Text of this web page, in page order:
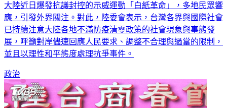
大陸近日爆發抗議封控的示威運動「白紙革命」，多地民眾響
應，引發外界關注。對此，陸委會表示，台灣各界與國際社會
已持續注意大陸各地不滿防疫清零政策的社會現象與事態發
展，呼籲對岸儘速回應人民要求、調整不合理與過當的限制，
並且以理性和平態度處理抗爭事件。
政治